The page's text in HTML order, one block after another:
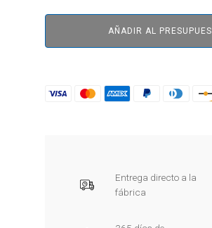
AÑADIR AL
Entrega directo a la
fábrica